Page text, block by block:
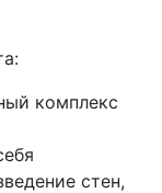
комплекс
стен,